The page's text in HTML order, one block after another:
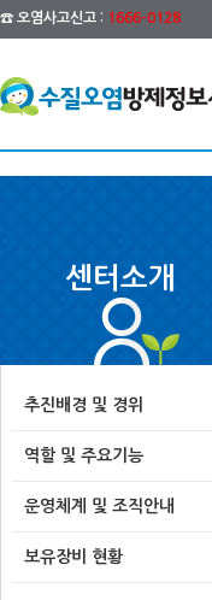
☎ 오염사고신고 : 1666-0128
센터소개
추진배경 및 경위
역할 및 주요기능
운영체계 및 조직안내
보유장비 현황